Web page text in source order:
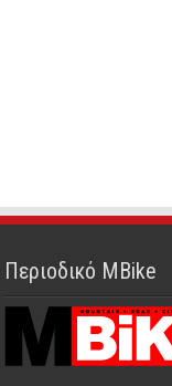
Περιοδικό MBike